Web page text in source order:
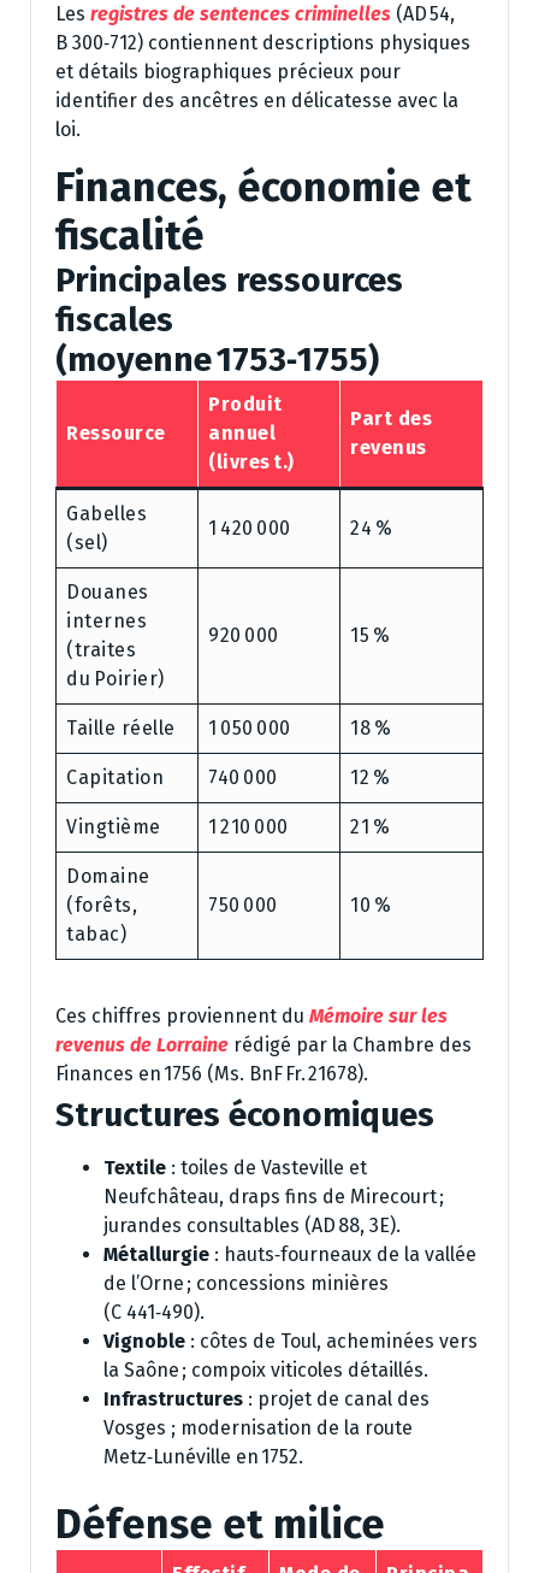
Les registres de sentences criminelles (AD 54,
B 300‑712) contiennent descriptions physiques
et détails biographiques précieux pour
identifier des ancêtres en délicatesse avec la
loi.
Finances, économie et
fiscalité
Principales ressources
fiscales
(moyenne 1753‑1755)
Ressource
Produit
annuel
(livres t.)
Part des
revenus
Gabelles
(sel)
1 420 000 24 %
Douanes
internes
(traites
du Poirier)
920 000 15 %
Taille réelle 1 050 000 18 %
Capitation 740 000 12 %
Vingtième 1 210 000 21 %
Domaine
(forêts,
tabac)
750 000 10 %
Ces chiffres proviennent du Mémoire sur les
revenus de Lorraine rédigé par la Chambre des
Finances en 1756 (Ms. BnF Fr. 21678).
Structures économiques
Textile : toiles de Vasteville et
Neufchâteau, draps fins de Mirecourt ;
jurandes consultables (AD 88, 3E).
Métallurgie : hauts‑fourneaux de la vallée
de l’Orne ; concessions minières
(C 441‑490).
Vignoble : côtes de Toul, acheminées vers
la Saône ; compoix viticoles détaillés.
Infrastructures : projet de canal des
Vosges ; modernisation de la route
Metz‑Lunéville en 1752.
Défense et milice